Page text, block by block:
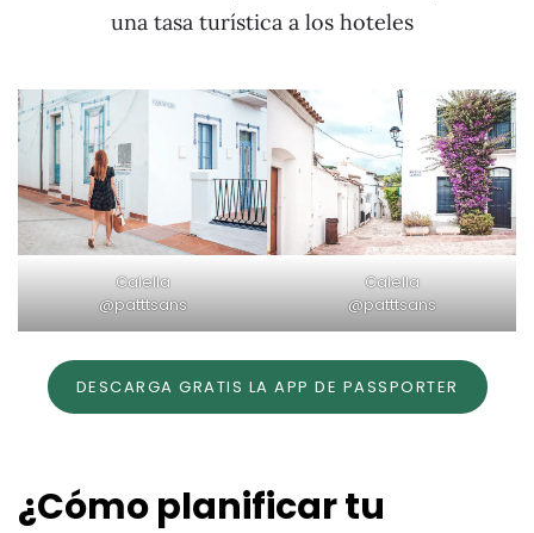
una tasa turística a los hoteles
Calella
@patttsans
Calella
@patttsans
DESCARGA GRATIS LA APP DE PASSPORTER
¿Cómo planificar tu